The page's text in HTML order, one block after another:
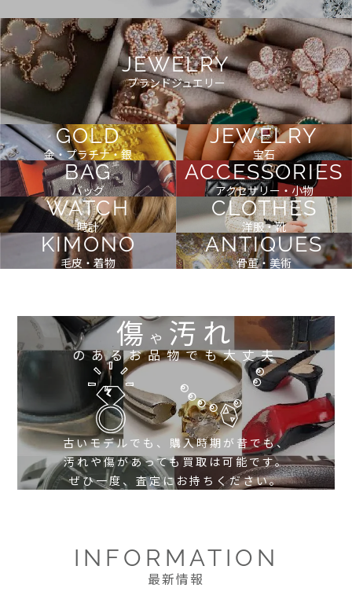
JEWELRY
ブランドジュエリー
GOLD
金・プラチナ・銀
JEWELRY
宝石
BAG
バッグ
ACCESSORIES
アクセサリー・小物
WATCH
時計
CLOTHES
洋服・靴
KIMONO
毛皮・着物
ANTIQUES
骨董・美術
傷や 汚れ
のあるお品物でも大丈夫
古いモデルでも、購入時期が昔でも、
汚れや傷があっても買取は可能です。
ぜひ一度、査定にお持ちください。
INFORMATION
最新情報